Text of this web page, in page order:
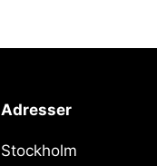
Adresser
Stockholm